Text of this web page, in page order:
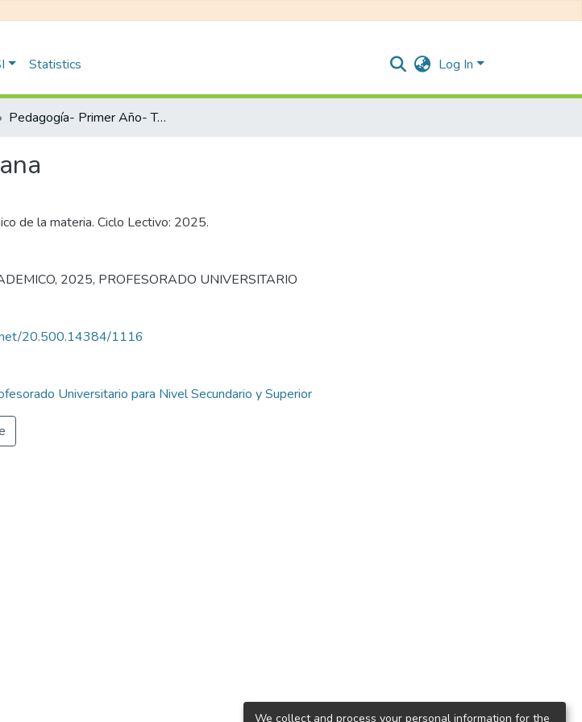
Statistics Log In
Pedagogía- Primer Año- Turno Mañana
de la materia. Ciclo Lectivo: 2025.
, 2025, PROFESORADO UNIVERSITARIO
20.500.14384/1116
Universitario para Nivel Secundario y Superior
We collect and process your personal information for the